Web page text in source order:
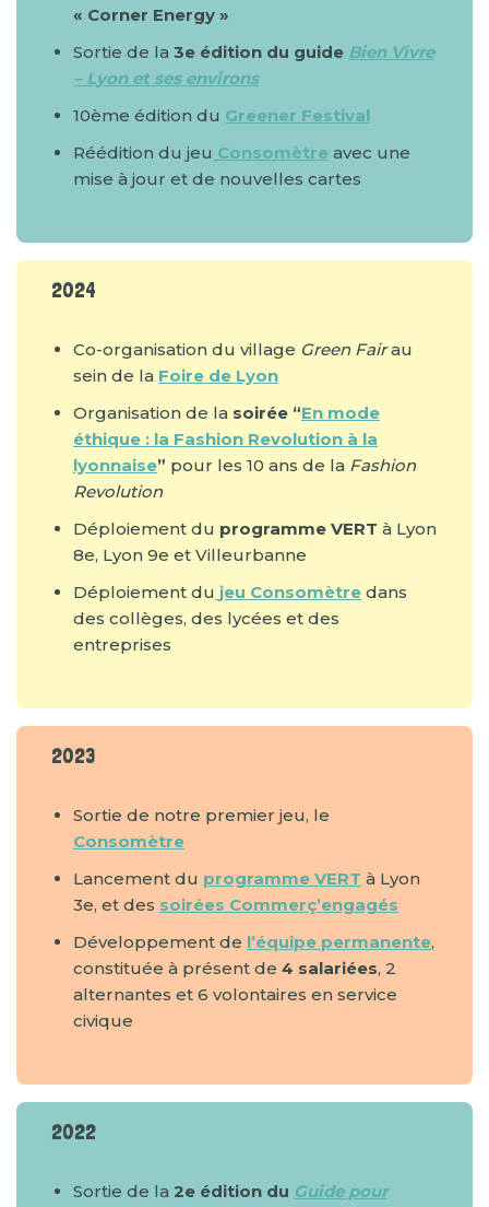
« Corner Energy »
Sortie de la 3e édition du guide Bien Vivre
– Lyon et ses environs
10ème édition du Greener Festival
Réédition du jeu Consomètre avec une
mise à jour et de nouvelles cartes
2024
Co-organisation du village Green Fairau
sein de la Foire de Lyon
Organisation de la soirée “En mode
éthique : la Fashion Revolution à la
lyonnaise” pour les 10 ans de la Fashion
Revolution
Déploiement du programme VERT à Lyon
8e, Lyon 9e et Villeurbanne
Déploiement du jeu Consomètre dans
des collèges, des lycées et des
entreprises
2023
Sortie de notre premier jeu, le
Consomètre
Lancement du programme VERT à Lyon
3e, et des soirées Commerç’engagés
Développement de l’équipe permanente,
constituée à présent de 4 salariées, 2
alternantes et 6 volontaires en service
civique
2022
Sortie de la 2e édition du Guide pour